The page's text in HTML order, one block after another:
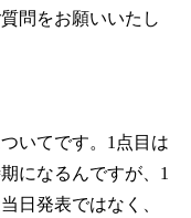
問をお願いいたし
いてです。1点目は
になるんですが、1
日発表ではなく、